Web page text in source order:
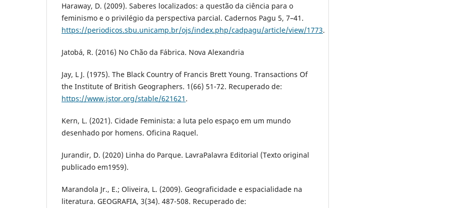
Haraway, D. (2009). Saberes localizados: a questão da ciência para o
feminismo e o privilégio da perspectiva parcial. Cadernos Pagu 5, 7–41.
https://periodicos.sbu.unicamp.br/ojs/index.php/cadpagu/article/view/1773.
Jatobá, R. (2016) No Chão da Fábrica. Nova Alexandria
Jay, L J. (1975). The Black Country of Francis Brett Young. Transactions Of
the Institute of British Geographers. 1(66) 51-72. Recuperado de:
https://www.jstor.org/stable/621621 .
Kern, L. (2021). Cidade Feminista: a luta pelo espaço em um mundo
desenhado por homens. Oficina Raquel.
Jurandir, D. (2020) Linha do Parque. LavraPalavra Editorial (Texto original
publicado em1959).
Marandola Jr., E.; Oliveira, L. (2009). Geograficidade e espacialidade na
literatura. GEOGRAFIA, 3(34). 487-508. Recuperado de: